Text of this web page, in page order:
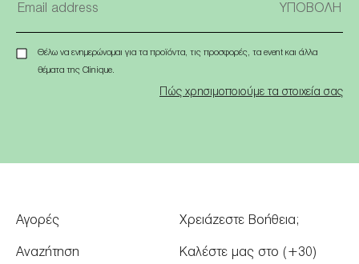
Θέλω να ενημερώνομαι για τα προϊόντα, τις προσφορές, τα event και άλλα
θέματα της Clinique.
Πώς χρησιμοποιούμε τα στοιχεία σας
Αγορές
Αναζήτηση
Χρειάζεστε Βοήθεια;
Καλέστε μας στο (+30)